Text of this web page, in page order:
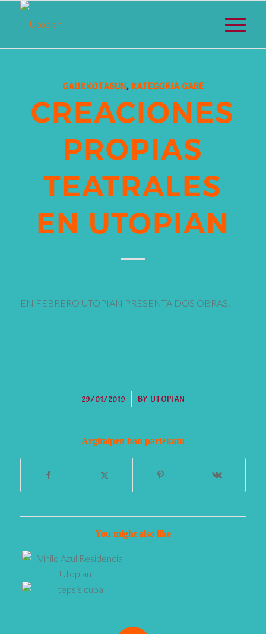
GAURKOTASUN, KATEGORIA GABE
CREACIONES
PROPIAS
TEATRALES
EN UTOPIAN
EN FEBRERO UTOPIAN PRESENTA DOS OBRAS:
29/01/2019
/ BY UTOPIAN
Argitalpen hau partekatu
You might also like